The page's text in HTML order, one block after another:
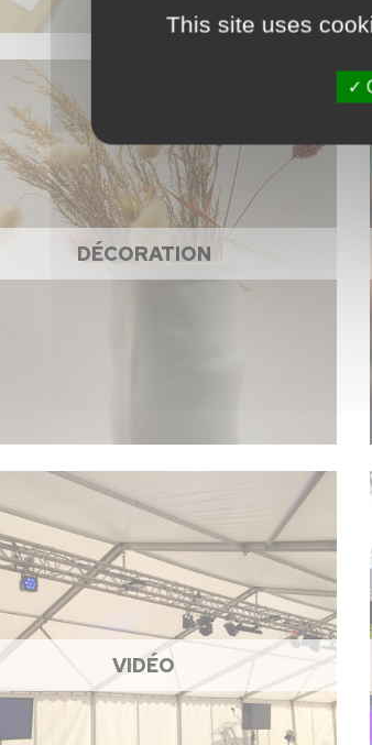
DÉCORATION
VIDÉO
This site uses